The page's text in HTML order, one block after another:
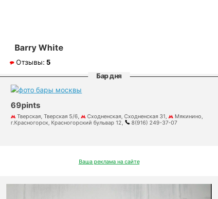
Barry White
Отзывы: 5
Бар дня
69pints
Тверская, Тверская 5/6, Сходненская, Сходненская 31,
Мякинино,
г.Красногорск, Красногорский бульвар 12,
8(916) 249-37-07
Ваша реклама на сайте